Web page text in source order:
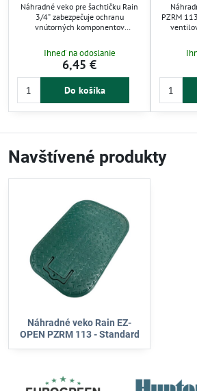
Náhradné veko pre šachtičku Rain
3/4” zabezpečuje ochranu
vnútorných komponentov
Vyrobené z UV-odolného plastu,
odoláva poveternostným vplyvom a
predlžuje životnosť vodného
pripojenia. Jednoduchá montáž bez
Ihneď na odoslanie
6,45 €
Do košíka
PZRM
vplyvmi.
plastu,
Navštívené produkty
Náhradné veko Rain EZ-
OPEN PZRM 113 - Standard